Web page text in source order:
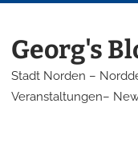
Georg's
Stadt Norden –
Veranstaltungen–